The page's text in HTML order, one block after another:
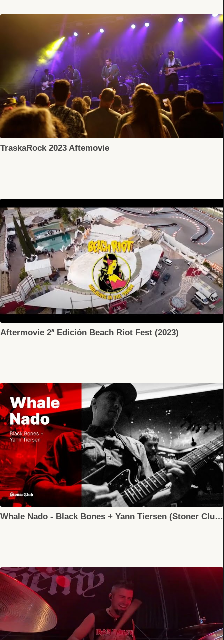
TraskaRock 2023 Aftemovie
Aftermovie 2ª Edición Beach Riot Fest (2023)
Whale Nado - Black Bones + Yann Tiersen (Stoner Club 1 x Sonido Custom live Arcadia) - #Stonerespaña
SUSCRÍBETE A NUESTRO BOLETÍN
He leído y acepto la Política de Privacidady laNota Legal